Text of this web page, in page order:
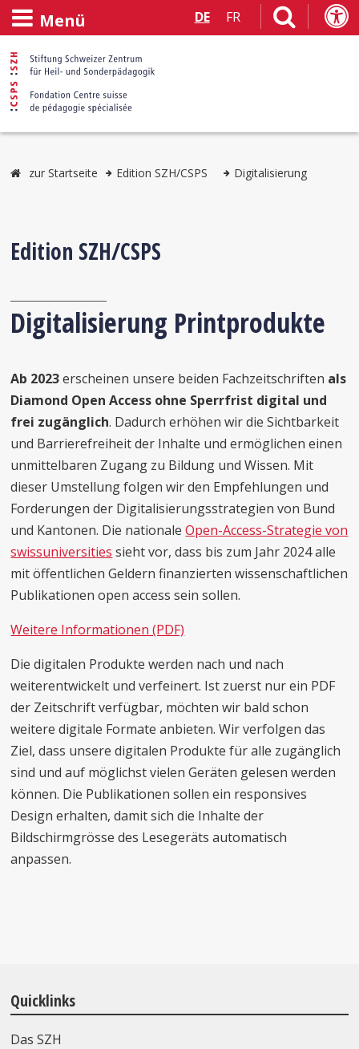
Menü DE FR
zur Startseite Edition SZH/CSPS Digitalisierung
Edition SZH/CSPS
Digitalisierung Printprodukte
Ab 2023erscheinen unsere beiden Fachzeitschriften als
Diamond Open Access ohne Sperrfrist digital und
frei zugänglich. Dadurch erhöhen wir die Sichtbarkeit
und Barrierefreiheit der Inhalte und ermöglichen einen
unmittelbaren Zugang zu Bildung und Wissen. Mit
dieser Umstellung folgen wir den Empfehlungen und
Forderungen der Digitalisierungsstrategien von Bund
und Kantonen. Die nationaleOpen-Access-Strategie von
swissuniversities sieht vor, dass bis zum Jahr 2024 alle
mit öffentlichen Geldern finanzierten wissenschaftlichen
Publikationen open access sein sollen.
Weitere Informationen (PDF)
Die digitalen Produkte werden nach und nach
weiterentwickelt und verfeinert. Ist zuerst nur ein PDF
der Zeitschrift verfügbar, möchten wir bald schon
weitere digitale Formate anbieten. Wir verfolgen das
Ziel, dass unsere digitalen Produkte für alle zugänglich
sind und auf möglichst vielen Geräten gelesen werden
können. Die Publikationen sollen ein responsives
Design erhalten, damit sich die Inhalte der
Bildschirmgrösse des Lesegeräts automatisch
anpassen.
Quicklinks
Das SZH